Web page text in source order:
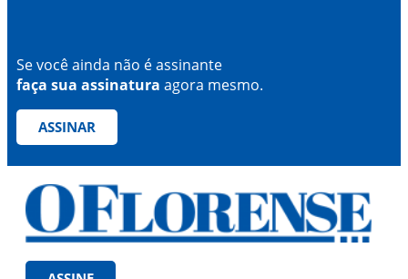
Se você ainda não é assinante
faça sua assinatura agora mesmo.
ASSINAR